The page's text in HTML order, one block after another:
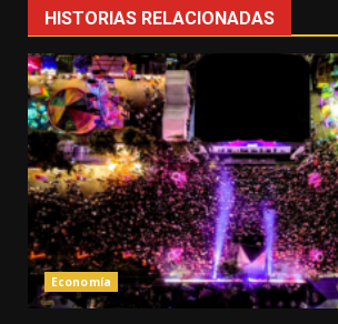
HISTORIAS RELACIONADAS
Economía